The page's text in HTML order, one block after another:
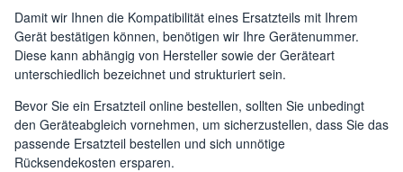
Damit wir Ihnen die Kompatibilität eines Ersatzteils mit Ihrem
Gerät bestätigen können, benötigen wir Ihre Gerätenummer.
Diese kann abhängig von Hersteller sowie der Geräteart
unterschiedlich bezeichnet und strukturiert sein.
Bevor Sie ein Ersatzteil online bestellen, sollten Sie unbedingt
den Geräteabgleich vornehmen, um sicherzustellen, dass Sie das
passende Ersatzteil bestellen und sich unnötige
Rücksendekosten ersparen.